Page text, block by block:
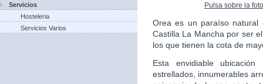
Servicios
Hosteleria
Servicios Varios
Pulsa sobre la
Orea es un paraíso natural
Castilla La Mancha por ser
los que tienen la cota de
Esta envidiable
estrellados, innumerables